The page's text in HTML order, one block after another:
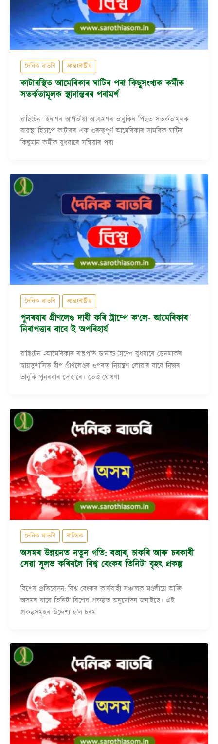
দৈনিক বাতৰি আন্তঃৰাষ্ট্ৰীয়
কাটাৰস্থিত আমেৰিকাৰ ঘাটিৰ পৰা কিছুসংখ্যক কৰ্মীক
সতৰ্কতামূলক স্থানান্তৰৰ পৰামৰ্শ
ৱাছিংটন- ইৰাণৰ আগতীয়া আক্ৰমণৰ ভাবুকিৰ পিছত সতৰ্কতামূলক
ব্যৱস্থা হিচাপে কাটাৰৰ এক গুৰুত্বপূৰ্ণ আমেৰিকাৰ সামৰিক ঘাটিৰ
কিছুমান কৰ্মীক বুধবাৰে সন্ধিয়াৰ পৰা
দৈনিক বাতৰি আন্তঃৰাষ্ট্ৰীয়
পুনৰবাৰ গ্ৰীণলেণ্ড দাবী কৰি ট্ৰাম্পে ক’লে- আমেৰিকাৰ
নিৰাপত্তাৰ বাবে ই অপৰিহাৰ্য
ৱাছিংটন -আমেৰিকাৰ ৰাষ্ট্ৰপতি ড’নাল্ড ট্ৰাম্পে বুধবাৰে ডেনমার্কৰ
স্বায়ত্ত্বশাসিত দ্বীপ গ্ৰীণলেণ্ডৰ ওপৰত নিয়ন্ত্ৰণ লোৱাৰ বাবে নিজৰ
ভাবুকি পুনৰবাৰ দোহাৰে। তেওঁ ঘোষণা
দৈনিক বাতৰি ৰাজ্যিক
অসমৰ উন্নয়নত নতুন গতি: বজাৰ, চাকৰি আৰু চৰকাৰী
সেৱা সুলভ কৰিবলৈ বিশ্ব বেংকৰ তিনিটা বৃহৎ প্ৰকল্প
বিশেষ প্ৰতিবেদন: বিশ্ব বেংকৰ কাৰ্যবাহী সঞ্চালক মণ্ডলীয়ে আজি
অসমৰ বাবে তিনিটা বিশেষ প্ৰকল্পত অনুমোদন জনাইছে। এই
প্ৰকল্পসমূহৰ উদ্দেশ্য হ’ল চৰম